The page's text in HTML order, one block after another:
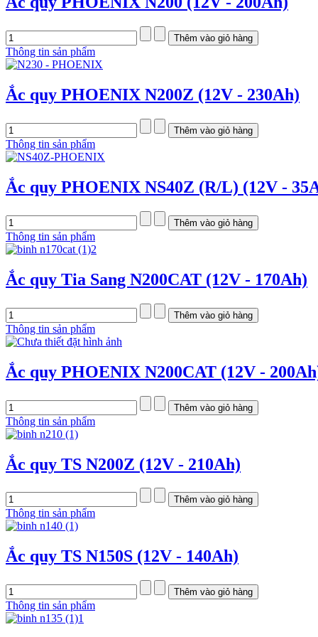
Thông tin sản phẩm
Ắc quy PHOENIX N200Z (12V - 230Ah)
Thông tin sản phẩm
Ắc quy PHOENIX NS40Z (R/L) (12V -
Thông tin sản phẩm
Ắc quy Tia Sang N200CAT (12V - 170Ah)
Thông tin sản phẩm
Ắc quy PHOENIX N200CAT (12V -
Thông tin sản phẩm
Ắc quy TS N200Z (12V - 210Ah)
Thông tin sản phẩm
Ắc quy TS N150S (12V - 140Ah)
Thông tin sản phẩm